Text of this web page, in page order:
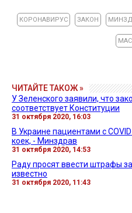
КОРОНАВИРУС ЗАКОН
ЧИТАЙТЕ ТАКОЖ »
У Зеленского заявили, что
соответствует Конституции
31 октября 2020, 16:03
В Украине пациентами с
коек, - Минздрав
31 октября 2020, 14:53
Раду просят ввести штрафы
известно
31 октября 2020, 11:43